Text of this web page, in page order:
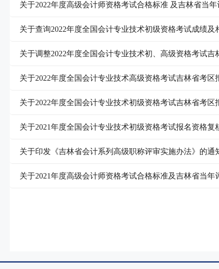
关于2022年度高级会计师资格考试合格标准 及吉林省当
关于查询2022年度全国会计专业技术初级资格考试成绩及
关于调整2022年度全国会计专业技术初、高级资格考试
关于2022年度全国会计专业技术高级资格考试吉林省考
关于2022年度全国会计专业技术初级资格考试吉林省考
关于2021年度全国会计专业技术初级资格考试报名资格
关于印发《吉林省会计系列高级职称评审实施办法》的通
关于2021年度高级会计师资格考试合格标准及吉林省当